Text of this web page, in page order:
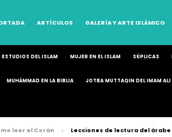
ARTÍCULOS GALERÍA Y ARTE ISLÁMICO
ESTUDIOS DEL ISLAM MUJER EN EL ISLAM SÚPLICAS
MUHÁMMAD EN LA BIBLIA JOTBA MUTTAQIN DEL IMAM
leer el Corán Lecciones de lectura del